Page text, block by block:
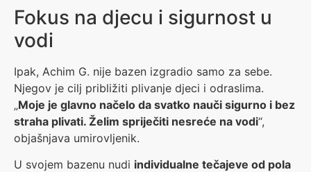
Fokus na djecu i sigurnost u
vodi
Ipak, Achim G. nije bazen izgradio samo za sebe.
Njegov je cilj približiti plivanje djeci i odraslima.
„Moje je glavno načelo da svatko nauči sigurno i bez
straha plivati. Želim spriječiti nesreće na vodi“,
objašnjava umirovljenik.
U svojem bazenu nudi individualne tečajeve od pola